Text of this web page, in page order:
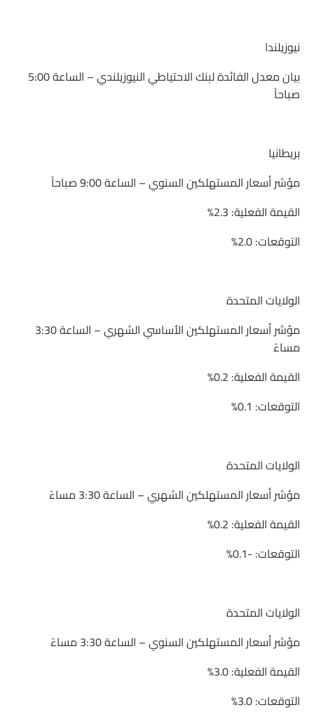
نيوزيلندا
بيان معدل الفائدة لبنك الاحتياطي النيوزيلندي – الساعة 5:00
صباحاً
بريطانيا
مؤشر أسعار المستهلكين السنوي – الساعة 9:00 صباحاً
القيمة الفعلية: 2.3%
التوقعات: 2.0%
الولايات المتحدة
مؤشر أسعار المستهلكين الأساسي الشهري – الساعة 3:30
مساءً
القيمة الفعلية: 0.2%
التوقعات: 0.1%
الولايات المتحدة
مؤشر أسعار المستهلكين الشهري – الساعة 3:30 مساءً
القيمة الفعلية: 0.2%
التوقعات: -0.1%
الولايات المتحدة
مؤشر أسعار المستهلكين السنوي – الساعة 3:30 مساءً
القيمة الفعلية: 3.0%
التوقعات: 3.0%